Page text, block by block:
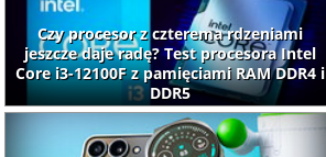
Czy procesor z czterema rdzeniami
jeszcze daje radę? Test procesora Intel
Core i3-12100F z pamięciami RAM DDR4 i
DDR5